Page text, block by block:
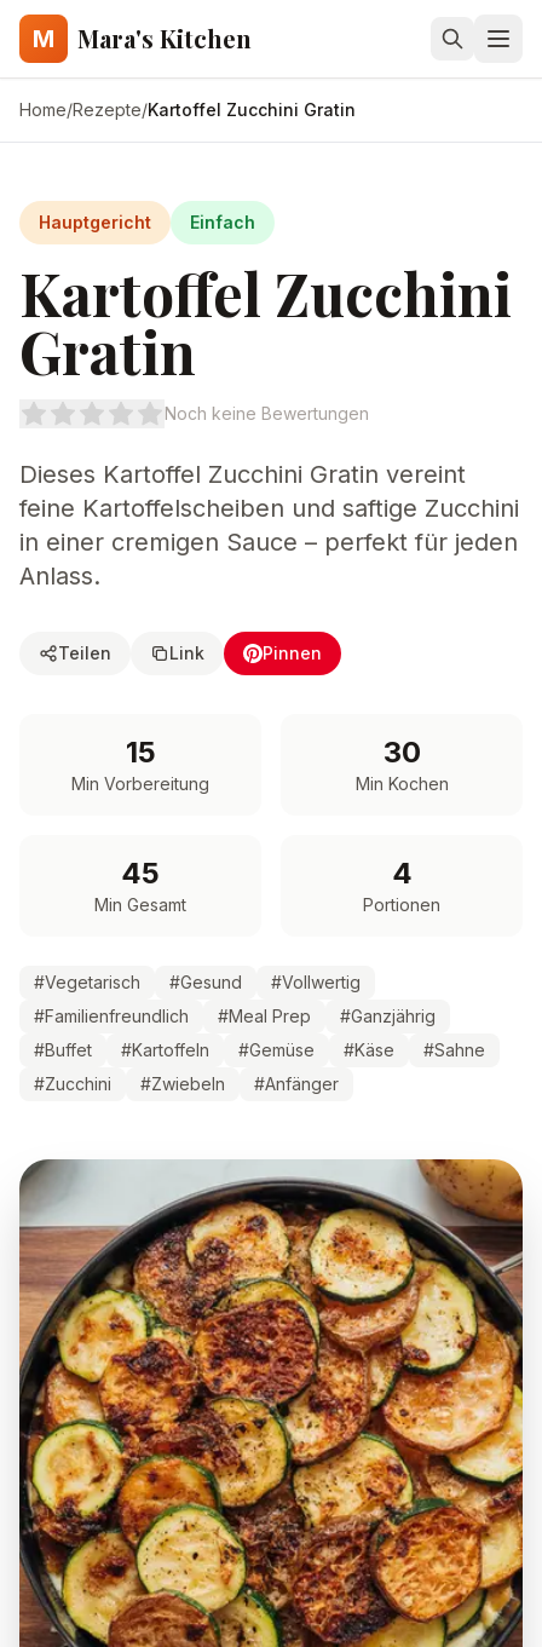
M Mara's Kitchen
Home/Rezepte/Kartoffel Zucchini Gratin
Hauptgericht Einfach
Kartoffel Zucchini
Gratin
Noch keine Bewertungen
Dieses Kartoffel Zucchini Gratin vereint
feine Kartoffelscheiben und saftige Zucchini
in einer cremigen Sauce – perfekt für jeden
Anlass.
Teilen Link Pinnen
15
Min Vorbereitung
30
Min Kochen
45
Min Gesamt
4
Portionen
#Vegetarisch #Gesund #Vollwertig
#Familienfreundlich #Meal Prep #Ganzjährig
#Buffet #Kartoffeln #Gemüse #Käse #Sahne
#Zucchini #Zwiebeln #Anfänger